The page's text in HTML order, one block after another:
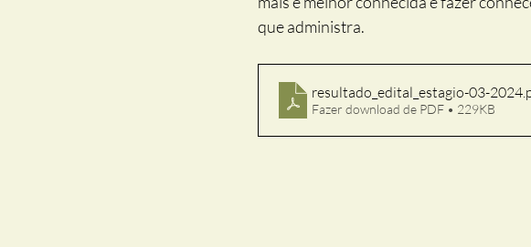
que administra.
resultado_edital_estagio-03-2024
Fazer download de PDF • 229KB